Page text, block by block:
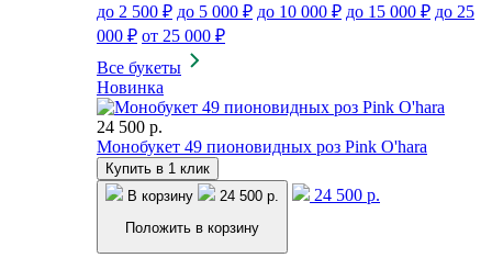
до 2 500 ₽ до 5 000 ₽ до 10 000 ₽ до 15 000 ₽ до 25
000 ₽ от 25 000 ₽
Все букеты
Новинка
24 500 р.
Монобукет 49 пионовидных роз Pink O'hara
Купить в 1 клик
В корзину
24 500 р.
Положить в корзину
24 500 р.